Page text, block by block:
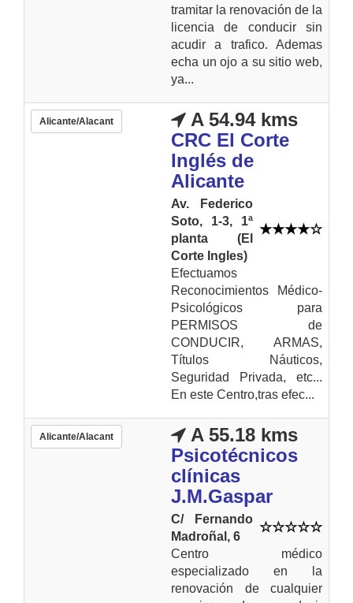
tramitar la renovación de la
licencia de conducir sin
acudir a trafico. Ademas
echa un ojo a su sitio web,
ya...
Alicante/Alacant
A 54.94 kms
CRC El Corte
Inglés de
Alicante
Av. Federico
Soto, 1-3, 1ª
planta (El
Corte Ingles)
Efectuamos
Reconocimientos Médico-
Psicológicos para
PERMISOS de
CONDUCIR, ARMAS,
Títulos Náuticos,
Seguridad Privada, etc...
En este Centro,tras efec...
Alicante/Alacant
A 55.18 kms
Psicotécnicos
clínicas
J.M.Gaspar
C/ Fernando
Madroñal, 6
Centro médico
especializado en la
renovación de cualquier